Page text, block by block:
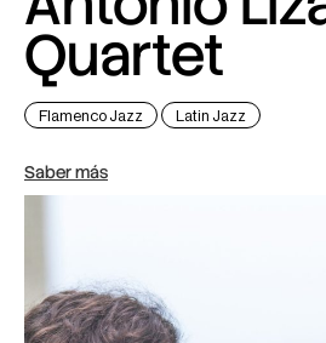
Quartet
Flamenco Jazz Latin Jazz
Saber más